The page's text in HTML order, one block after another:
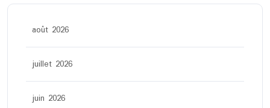
août 2026
juillet 2026
juin 2026